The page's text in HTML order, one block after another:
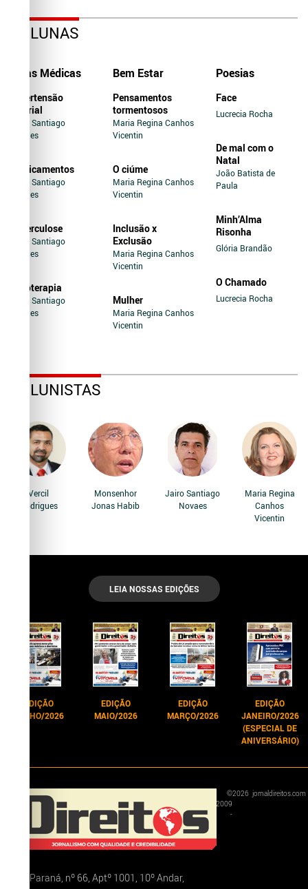
COLUNAS
Dicas Médicas
Hipertensão
Arterial
Jairo Santiago
Novaes
Medicamentos
Jairo Santiago
Novaes
Tuberculose
Jairo Santiago
Novaes
Soroterapia
Jairo Santiago
Novaes
Bem Estar
Pensamentos
tormentosos
Maria Regina Canhos
Vicentin
O ciúme
Maria Regina Canhos
Vicentin
Inclusão x
Exclusão
Maria Regina Canhos
Vicentin
Mulher
Maria Regina Canhos
Vicentin
Poesias
Face
Lucrecia Rocha
De mal com o
Natal
João Batista de
Paula
Minh’Alma
Risonha
Glória Brandão
O Chamado
Lucrecia Rocha
COLUNISTAS
Vercil
Rodrigues
Monsenhor
Jonas Habib
Jairo Santiago
Novaes
Maria Regina
Canhos
Vicentin
LEIA NOSSAS EDIÇÕES
EDIÇÃO
JUNHO/2026
EDIÇÃO
MAIO/2026
EDIÇÃO
MARÇO/2026
EDIÇÃO
JANEIRO/2026
(ESPECIAL DE
ANIVERSÁRIO)
Rua Paraná, nº 66, Aptº 1001, 10º Andar,
©
2009
-
2026 jornaldireitos.com